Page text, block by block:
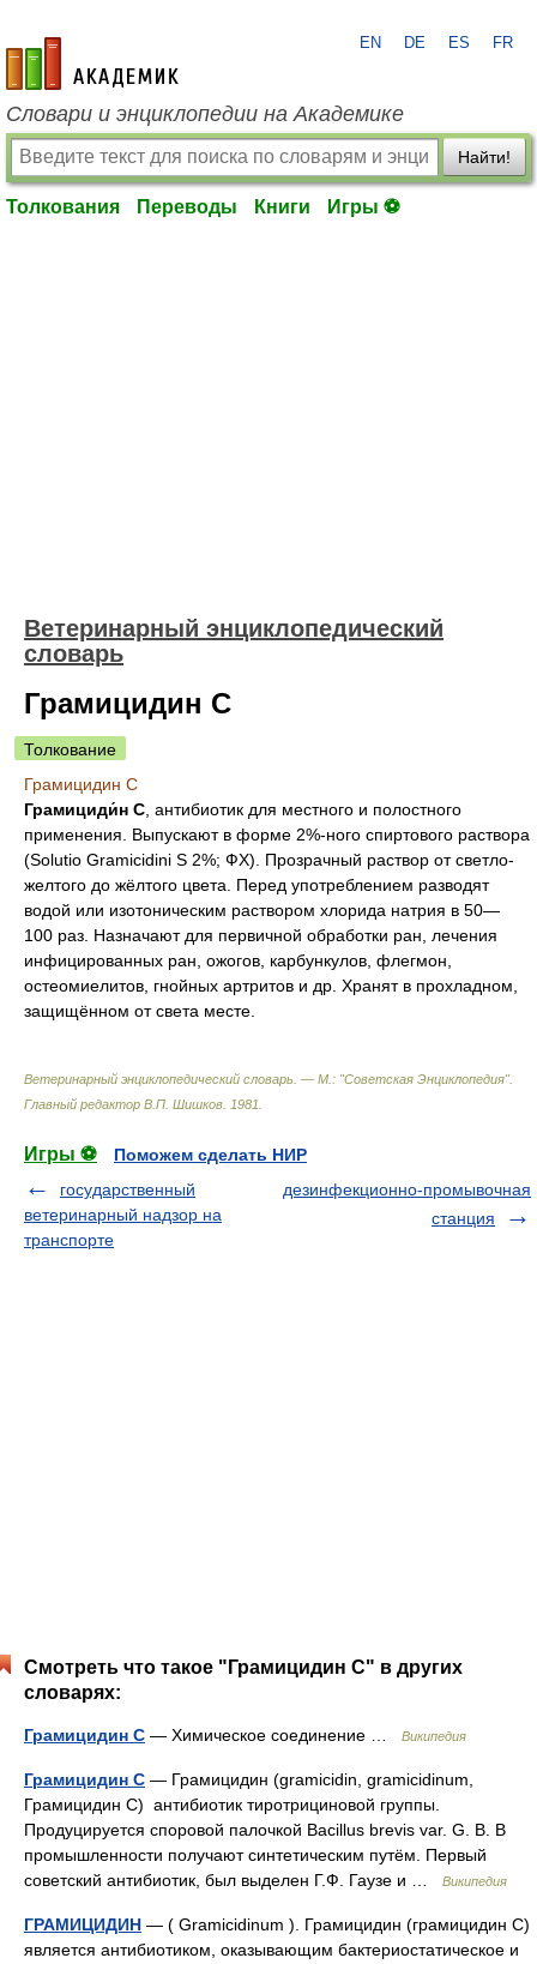
academic.ru
EN DE ES FR
Словари и энциклопедии на Академике
Найти!
Толкования Переводы Книги Игры ⚽
Ветеринарный энциклопедический
словарь
Грамицидин С
Толкование
Грамицидин С
Грамициди́н С , антибиотик для местного и полостного
применения. Выпускают в форме 2%-ного спиртового раствора
(Solutio Gramicidini S 2%; ФХ). Прозрачный раствор от светло-
желтого до жёлтого цвета. Перед употреблением разводят
водой или изотоническим раствором хлорида натрия в 50—
100 раз. Назначают для первичной обработки ран, лечения
инфицированных ран, ожогов, карбункулов, флегмон,
остеомиелитов, гнойных артритов и др. Хранят в прохладном,
защищённом от света месте.
Ветеринарный энциклопедический словарь. — М.: "Советская Энциклопедия".
Главный редактор В.П. Шишков 1981
Игры ⚽
Поможем сделать НИР
государственный
ветеринарный надзор на
транспорте
дезинфекционно-промывочная
станция
Смотреть что такое "Грамицидин С" в других
словарях:
Грамицидин С — Химическое соединение … Википедия
Грамицидин C — Грамицидин (gramicidin, gramicidinum,
Грамицидин C) антибиотик тиротрициновой группы.
Продуцируется споровой палочкой Bacillus brevis var. G. B. В
промышленности получают синтетическим путём. Первый
советский антибиотик, был выделен Г.Ф. Гаузе и …
Википедия
ГРАМИЦИДИН — ( Gramicidinum ). Грамицидин (грамицидин С)
является антибиотиком, оказывающим бактериостатическое и